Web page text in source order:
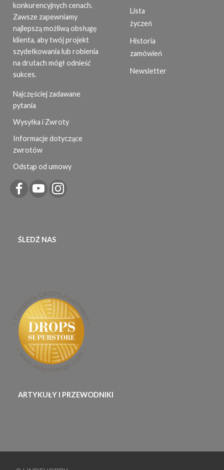
konkurencyjnych cenach.
Zawsze zapewniamy
najlepszą możliwą obsługę
klienta, aby twój projekt
szydełkowania lub robienia
na drutach mógł odnieść
sukces.
Najczęściej zadawane
pytania
Wysyłka i Zwroty
Informacje dotyczące
zwrotów
Odstąp od umowy
Lista
życzeń
Historia
zamówień
Newsletter
ŚLEDŹ NAS
ARTYKUŁY I PRZEWODNIKI